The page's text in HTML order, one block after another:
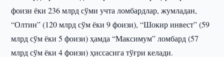
фоизи ёки 236 млрд сўми учта ломбардлар, жумладан,
“Олтин” (120 млрд сўм ёки 9 фоизи), “Шокир инвест” (59
млрд сўм ёки 5 фоизи) ҳамда “Максимум” ломбард (57
млрд сўм ёки 4 фоизи) ҳиссасига тўғри келади.